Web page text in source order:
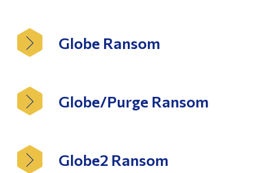
Globe Ransom
Globe/Purge Ransom
Globe2 Ransom